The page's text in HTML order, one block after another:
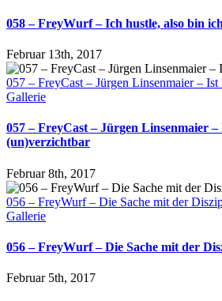
058 – FreyWurf – Ich hustle, also bin
Februar 13th, 2017
057 – FreyCast – Jürgen Linsenmaier –
Gallerie
057 – FreyCast – Jürgen Linsenmaier
(un)verzichtbar
Februar 8th, 2017
056 – FreyWurf – Die Sache mit der
Gallerie
056 – FreyWurf – Die Sache mit der
Februar 5th, 2017